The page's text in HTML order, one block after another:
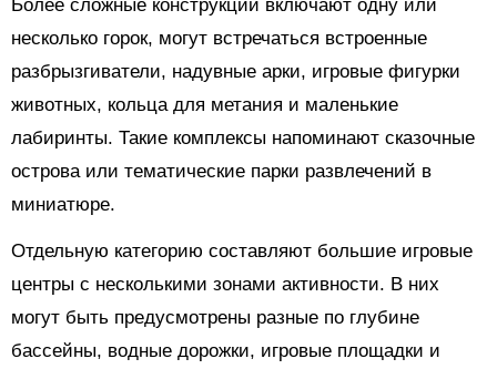
Более сложные конструкции включают одну или
несколько горок, могут встречаться встроенные
разбрызгиватели, надувные арки, игровые фигурки
животных, кольца для метания и маленькие
лабиринты. Такие комплексы напоминают сказочные
острова или тематические парки развлечений в
миниатюре.
Отдельную категорию составляют большие игровые
центры с несколькими зонами активности. В них
могут быть предусмотрены разные по глубине
бассейны, водные дорожки, игровые площадки и